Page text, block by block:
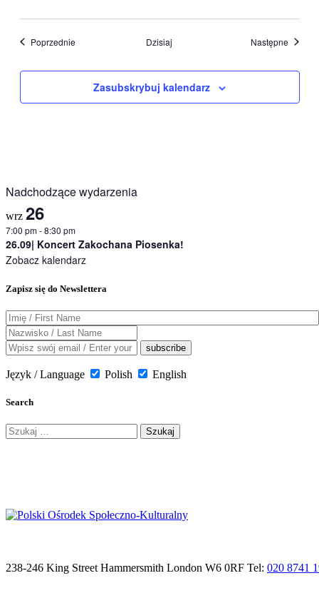
PoprzednieWydarzenia Dzisiaj Następne
Zasubskrybuj kalendarz
Nadchodzące wydarzenia
wrz 26
7:00 pm-8:30 pm
26.09| Koncert Zakochana Piosenka!
Zobacz kalendarz
Zapisz się do Newslettera
Język / Language Polish English
Search
Szukaj:
238-246 King Street Hammersmith London W6 0RF Tel: 020 8741